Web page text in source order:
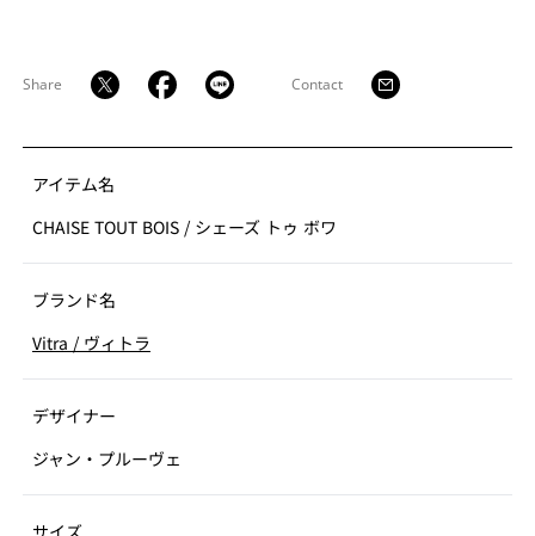
ジャン・プルーヴェは構造的な強度、接合部、脚の位置
や座面と背もたれの角度などのテストを重ね、戦時中に
は入手可能な木材の中から選ばざるを得ませんでした。
戦争が終わり、木材の十分な供給が整った段階で、オー
ク材を材料としてシェーズ トゥ ボワを製造することに決
めました。フランスでは、船や大聖堂の屋根にオーク材
が使われることが多く、椅子の材料としての硬さと強度
は申し分ありません。また、個別の要望に応え、ダーク
ステイン仕上げの椅子も製造されました。
1947年、プルーヴェは'Meubles de France'というコン
ペティションにシェーズトゥボワを出品し、大賞を受賞
しました。テーマは、戦後社会の需要に合わせ、住まい
高品質、大量生産可能な家具、というものでした。
2020年、ヴィトラから初めて復刻を果たすシェーズトゥ
ボワは、ネジを使わない1941年のデザインに忠実に再現
Share Contact
アイテム名
CHAISE TOUT BOIS / シェーズ トゥ ボワ
ブランド名
Vitra / ヴィトラ
デザイナー
ジャン・プルーヴェ
サイズ